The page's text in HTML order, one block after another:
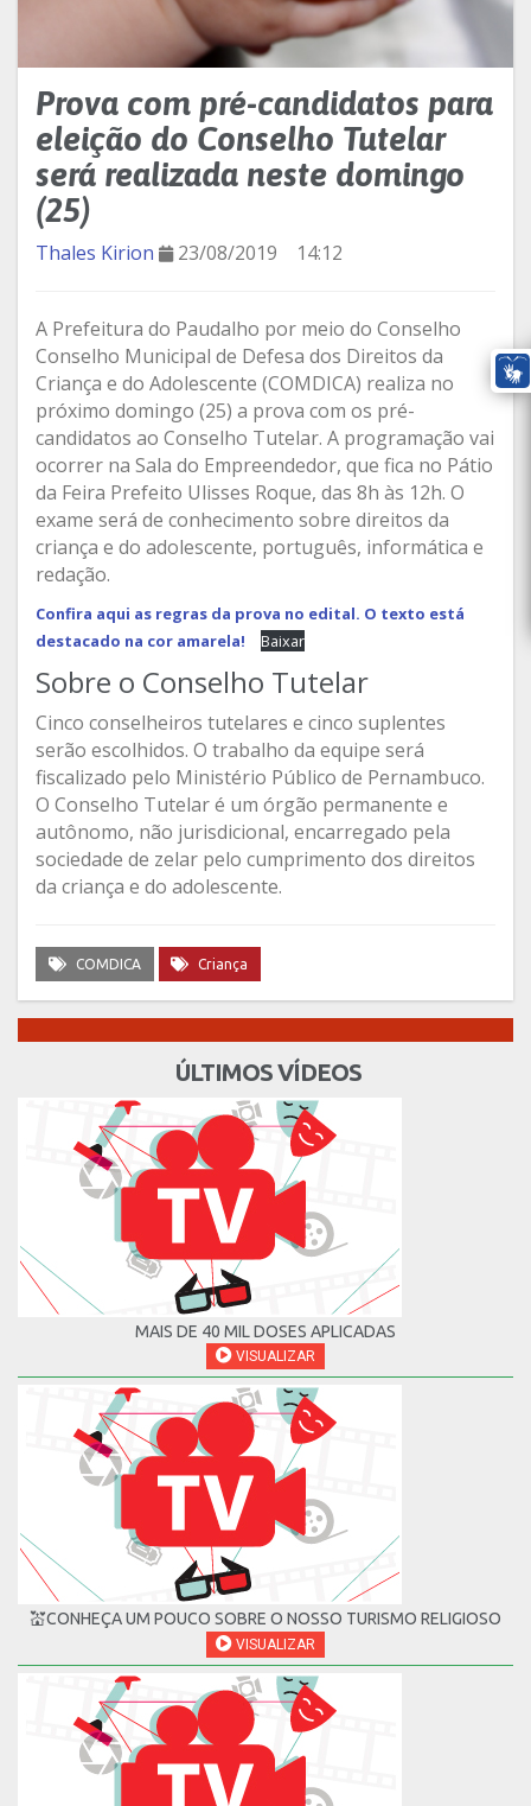
Prova com pré-candidatos para
eleição do Conselho Tutelar
será realizada neste domingo
(25)
Thales Kirion 23/08/2019 14:12
A Prefeitura do Paudalho por meio do Conselho
Conselho Municipal de Defesa dos Direitos da
Criança e do Adolescente (COMDICA) realiza no
próximo domingo (25) a prova com os pré-
candidatos ao Conselho Tutelar. A programação vai
ocorrer na Sala do Empreendedor, que fica no Pátio
da Feira Prefeito Ulisses Roque, das 8h às 12h. O
exame será de conhecimento sobre direitos da
criança e do adolescente, português, informática e
redação.
Confira aqui as regras da prova no edital. O texto está
destacado na cor amarela!
Baixar
Sobre o Conselho Tutelar
Cinco conselheiros tutelares e cinco suplentes
serão escolhidos. O trabalho da equipe será
fiscalizado pelo Ministério Público de Pernambuco.
O Conselho Tutelar é um órgão permanente e
autônomo, não jurisdicional, encarregado pela
sociedade de zelar pelo cumprimento dos direitos
da criança e do adolescente.
COMDICA Criança
ÚLTIMOS VÍDEOS
MAIS DE 40 MIL DOSES APLICADAS
VISUALIZAR
💒CONHEÇA UM POUCO SOBRE O NOSSO TURISMO RELIGIOSO
VISUALIZAR